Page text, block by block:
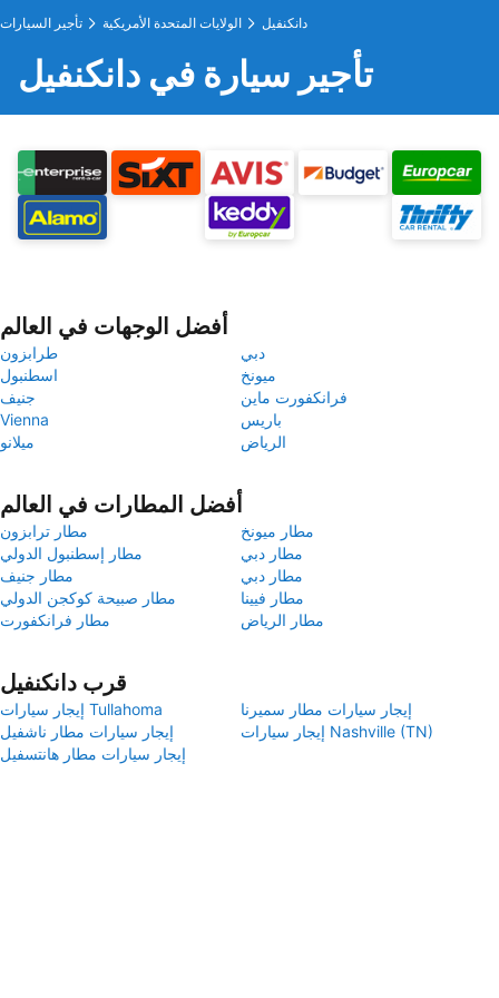
تأجير السيارات الولايات المتحدة الأمريكية دانكنفيل
تأجير سيارة في دانكنفيل
أفضل الوجهات في العالم
طرابزون
دبي
اسطنبول
ميونخ
جنيف
فرانكفورت ماين
Vienna
باريس
ميلانو
الرياض
أفضل المطارات في العالم
مطار ترابزون
مطار ميونخ
مطار إسطنبول الدولي
مطار دبي
مطار جنيف
مطار دبي
مطار صبيحة كوكجن الدولي
مطار فيينا
مطار فرانكفورت
مطار الرياض
قرب دانكنفيل
إيجار سيارات Tullahoma
إيجار سيارات مطار سميرنا
إيجار سيارات مطار ناشفيل
إيجار سيارات Nashville (TN)
إيجار سيارات مطار هانتسفيل